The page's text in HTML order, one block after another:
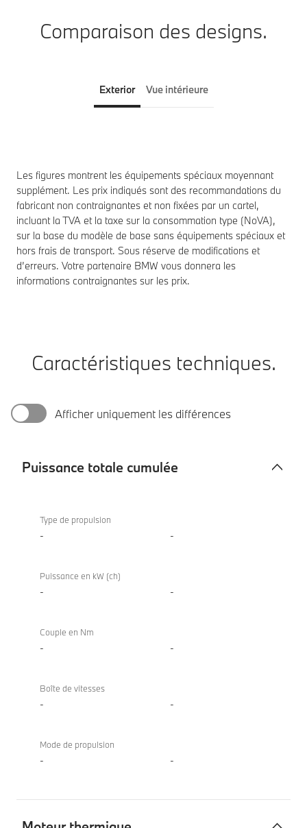
Comparaison des designs.
Exterior Vue intérieure
Les figures montrent les équipements spéciaux moyennant
supplément. Les prix indiqués sont des recommandations du
fabricant non contraignantes et non fixées par un cartel,
incluant la TVA et la taxe sur la consommation type (NoVA),
sur la base du modèle de base sans équipements spéciaux et
hors frais de transport. Sous réserve de modifications et
d’erreurs. Votre partenaire BMW vous donnera les
informations contraignantes sur les prix.
Caractéristiques techniques.
Afficher uniquement les différences
Puissance totale cumulée
totale
cumulée
Coupé
Type de propulsion
- -
Puissance en kW (ch)
- -
Couple en Nm
- -
Boîte de vitesses
- -
Mode de propulsion
- -